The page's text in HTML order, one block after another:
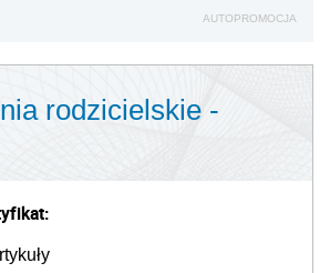
AUTOPROMOCJA
rodzicielskie -